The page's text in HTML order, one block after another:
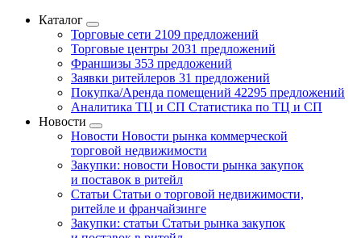
Каталог
Торговые сети 2109 предложений
Торговые центры 2031 предложений
Франшизы 353 предложений
Заявки ритейлеров 31 предложений
Покупка/Аренда помещений 42295 предложений
Аналитика ТЦ и СП Статистика по ТЦ и СП
Новости
Новости Новости рынка коммерческой
торговой недвижимости
Закупки: новости Новости рынка закупок
и поставок в ритейл
Статьи Статьи о торговой недвижимости,
ритейле и франчайзинге
Закупки: статьи Статьи рынка закупок